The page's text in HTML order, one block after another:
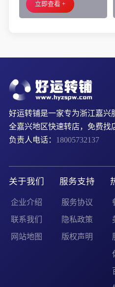
立即查看 +
好运转铺是一家专为浙江嘉兴
全嘉兴地区快速转店，免费找
负责人电话： 18005732137
关于我们
企业介绍
联系我们
网站地图
服务支持
服务协议
隐私政策
版权声明